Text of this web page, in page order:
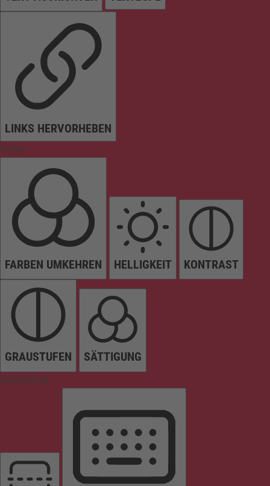
LINKS HERVORHEBEN
Farben
FARBEN UMKEHREN HELLIGKEIT KONTRAST
GRAUSTUFEN SÄTTIGUNG
Orientierung